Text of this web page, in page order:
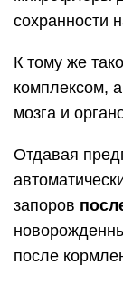
сохранности
К тому же
комплексом,
мозга и
Отдавая
запоров
после